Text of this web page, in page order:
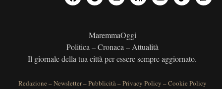
MaremmaOggi
Politica – Cronaca – Attualità
Il giornale della tua città per essere sempre aggiornato.
Redazione –Newsletter–Pubblicità–Privacy Policy –Cookie Policy